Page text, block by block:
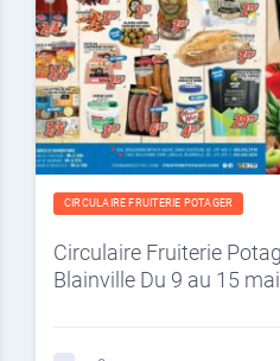
CIRCULAIRE FRUITERIE POTAGER
Circulaire Fruiterie
Blainville Du 9 au 15